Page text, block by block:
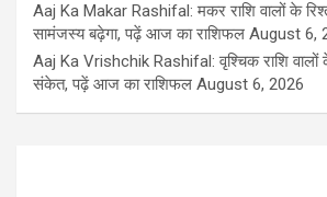
Aaj Ka Makar Rashifal: मकर राशि वालों के
सामंजस्य बढ़ेगा, पढ़ें आज का राशिफल August 6,
Aaj Ka Vrishchik Rashifal: वृश्चिक राशि वालों
संकेत, पढ़ें आज का राशिफल August 6, 2026